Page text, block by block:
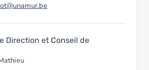
Direction et Conseil de